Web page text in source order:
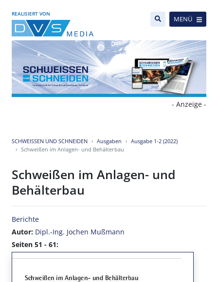
REALISIERT VON
MENÜ
- Anzeige -
SCHWEISSEN UND SCHNEIDEN Ausgaben
Ausgabe 1-2 (2022)
Schweißen im Anlagen- und Behälterbau
Schweißen im Anlagen- und
Behälterbau
Berichte
Autor: Dipl.-Ing. Jochen Mußmann
Seiten 51 - 61: